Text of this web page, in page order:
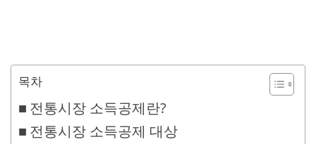
목차
전통시장 소득공제란?
전통시장 소득공제 대상